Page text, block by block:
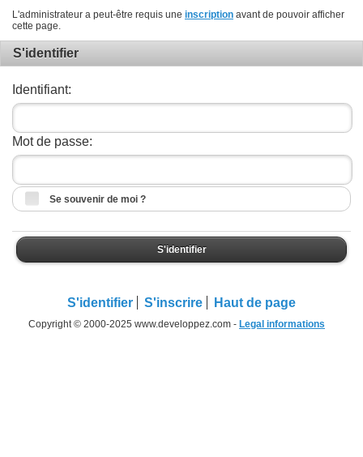
L'administrateur a peut-être requis une inscription avant de pouvoir afficher
cette page.
S'identifier
Identifiant:
Mot de passe:
Se souvenir de moi ?
S'identifier
S'identifier S'inscrire Haut de page
Copyright © 2000-2025 www.developpez.com - Legal informations